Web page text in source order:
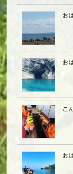
お
お
こ
お